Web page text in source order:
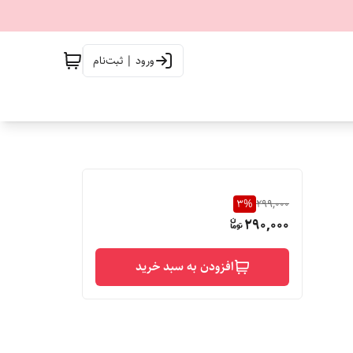
ورود | ثبت‌نام
299,000
3%
290,000
افزودن به سبد خرید